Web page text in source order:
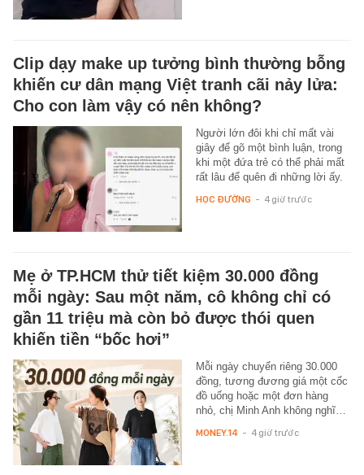
Clip dạy make up tưởng bình thường bỗng
khiến cư dân mạng Việt tranh cãi nảy lửa:
Cho con làm vậy có nên không?
Người lớn đôi khi chỉ mất vài
giây để gõ một bình luận, trong
khi một đứa trẻ có thể phải mất
rất lâu để quên đi những lời ấy.
HỌC ĐƯỜNG - 4 giờ trước
Mẹ ở TP.HCM thử tiết kiệm 30.000 đồng
mỗi ngày: Sau một năm, cô không chỉ có
gần 11 triệu mà còn bỏ được thói quen
khiến tiền “bốc hơi”
Mỗi ngày chuyển riêng 30.000
đồng, tương đương giá một cốc
đồ uống hoặc một đơn hàng
nhỏ, chị Minh Anh không nghĩ…
MONEY.14 - 4 giờ trước